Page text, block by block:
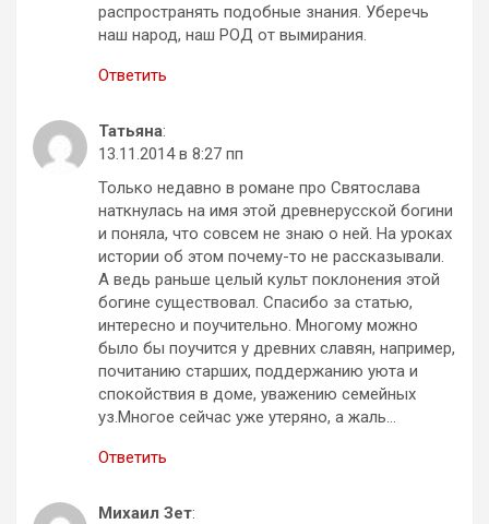
распространять подобные знания. Уберечь
наш народ, наш РОД от вымирания.
Ответить
Татьяна:
13.11.2014 в 8:27 пп
Только недавно в романе про Святослава
наткнулась на имя этой древнерусской богини
и поняла, что совсем не знаю о ней. На уроках
истории об этом почему-то не рассказывали.
А ведь раньше целый культ поклонения этой
богине существовал. Спасибо за статью,
интересно и поучительно. Многому можно
было бы поучится у древних славян, например,
почитанию старших, поддержанию уюта и
спокойствия в доме, уважению семейных
уз.Многое сейчас уже утеряно, а жаль…
Ответить
Михаил Зет: